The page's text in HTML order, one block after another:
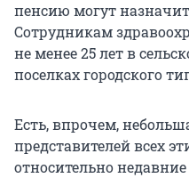
пенсию могут
Сотрудникам
не менее 25 лет в
поселках городского
Есть, впрочем,
представителей всех
относительно